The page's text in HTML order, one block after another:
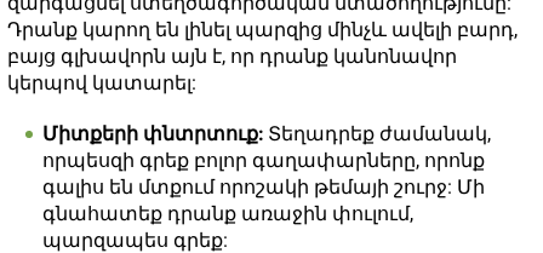
Դրանք կարող են լինել պարզից մինչև ավելի բարդ,
բայց գլխավորն այն է, որ դրանք կանոնավոր
կերպով կատարել:
Միտքերի փնտրտուք: Տեղադրեք ժամանակ,
որպեսզի գրեք բոլոր գաղափարները, որոնք
գալիս են մտքում որոշակի թեմայի շուրջ: Մի
գնահատեք դրանք առաջին փուլում,
պարզապես գրեք: